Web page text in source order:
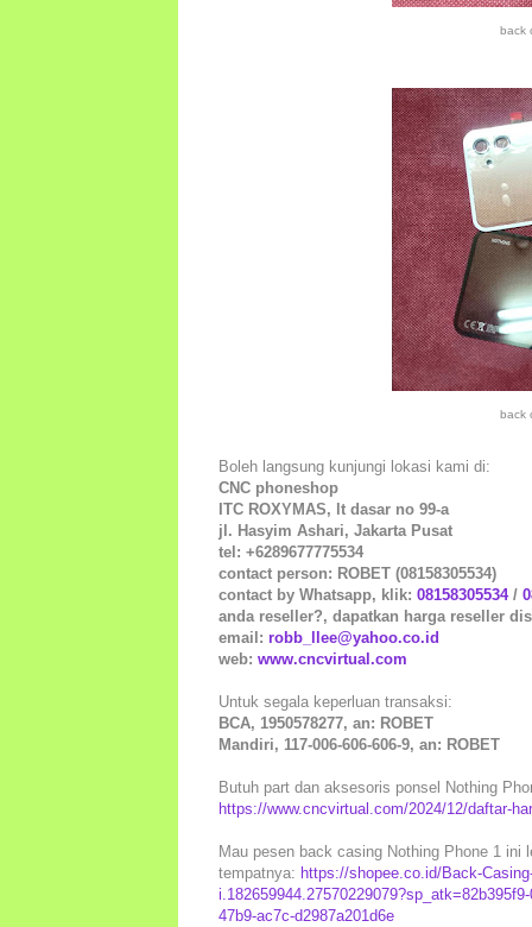
back
back
Boleh langsung kunjungi lokasi kami di:
CNC phoneshop
ITC ROXYMAS, lt dasar no 99-a
jl. Hasyim Ashari, Jakarta Pusat
tel: +6289677775534
contact person: ROBET (08158305534)
contact by Whatsapp, klik: 08158305534/
anda reseller?, dapatkan harga reseller
email: robb_llee@yahoo.co.id
web: www.cncvirtual.com
Untuk segala keperluan transaksi:
BCA, 1950578277, an: ROBET
Mandiri, 117-006-606-606-9, an: ROBET
Butuh part dan aksesoris ponsel Nothing
https://www.cncvirtual.com/2024/12/daftar-
Mau pesen back casing Nothing Phone 1 ini
tempatnya: https://shopee.co.id/Back-
47b9-ac7c-d2987a201d6e